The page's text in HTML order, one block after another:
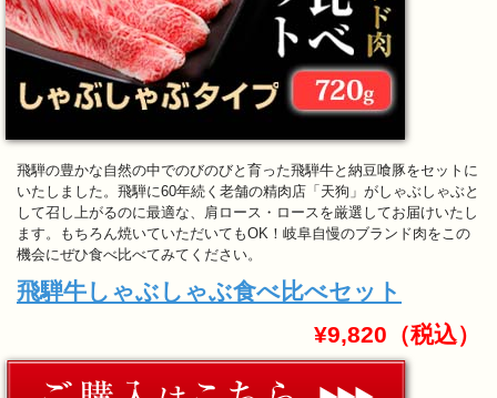
飛騨の豊かな自然の中でのびのびと育った飛騨牛と納豆喰豚をセットに
いたしました。飛騨に60年続く老舗の精肉店「天狗」がしゃぶしゃぶと
して召し上がるのに最適な、肩ロース・ロースを厳選してお届けいたし
ます。もちろん焼いていただいてもOK！岐阜自慢のブランド肉をこの
機会にぜひ食べ比べてみてください。
飛騨牛しゃぶしゃぶ食べ比べセット
¥9,820（税込）